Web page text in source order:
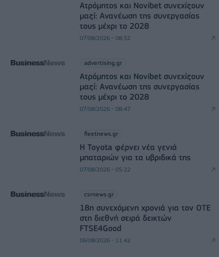
Ατρόμητος και Novibet συνεχίζουν
μαζί: Ανανέωση της συνεργασίας
τους μέχρι το 2028
07/08/2026 - 08:52
advertising.gr
Ατρόμητος και Novibet συνεχίζουν
μαζί: Ανανέωση της συνεργασίας
τους μέχρι το 2028
07/08/2026 - 08:47
fleetnews.gr
Η Toyota φέρνει νέα γενιά
μπαταριών για τα υβριδικά της
07/08/2026 - 05:22
csrnews.gr
18η συνεχόμενη χρονιά για τον ΟΤΕ
στη διεθνή σειρά δεικτών
FTSE4Good
06/08/2026 - 11:42